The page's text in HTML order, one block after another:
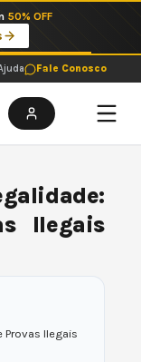
pix em parcela única
Fale Conosco
Ilegais
Provas Ilegais